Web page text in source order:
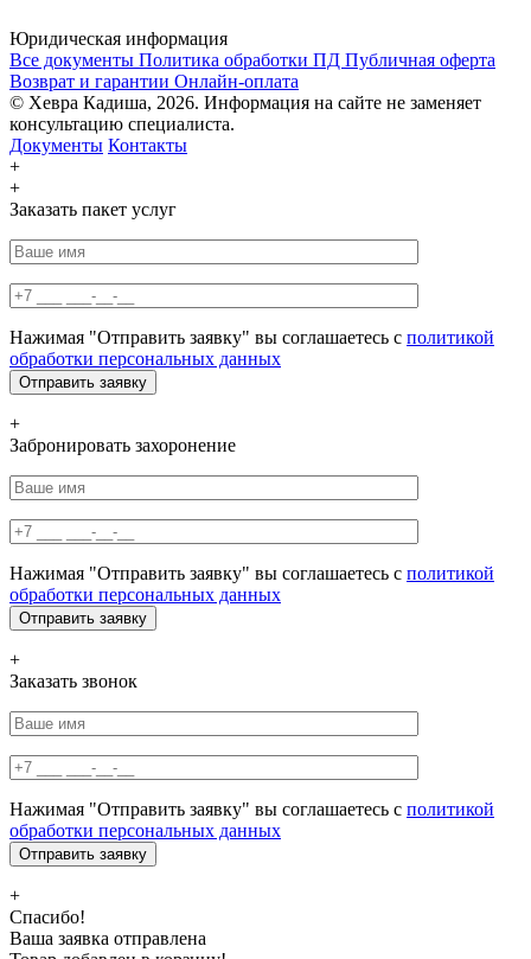
Юридическая информация
Все документы Политика обработки ПД Публичная оферта
Возврат и гарантии Онлайн-оплата
© Хевра Кадиша, 2026. Информация на сайте не заменяет
консультацию специалиста.
Документы Контакты
+
+
Заказать пакет услуг
Нажимая "Отправить заявку" вы соглашаетесь с политикой
обработки персональных данных
+
Забронировать захоронение
Нажимая "Отправить заявку" вы соглашаетесь с политикой
обработки персональных данных
+
Заказать звонок
Нажимая "Отправить заявку" вы соглашаетесь с политикой
обработки персональных данных
+
Спасибо!
Ваша заявка отправлена